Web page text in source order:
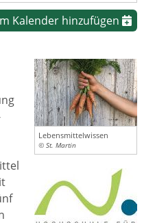
Kalender hinzufügen
Lebensmittelwissen
© St. Martin